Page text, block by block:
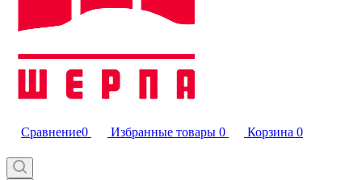
Сравнение0 Избранные товары 0 Корзина 0